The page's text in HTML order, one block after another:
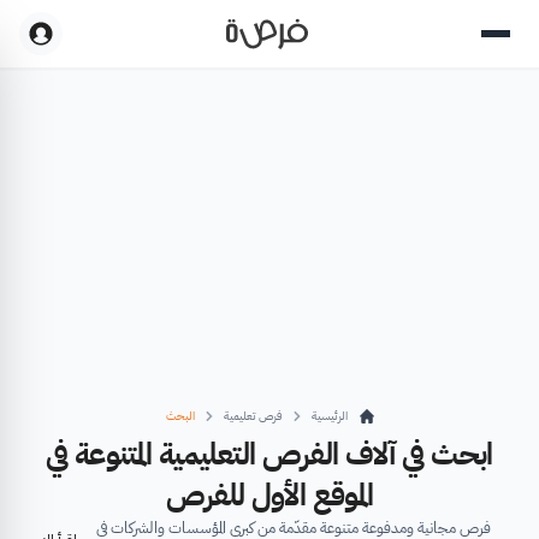
الرئيسية فرص تعليمية البحث
ابحث في آلاف الفرص التعليمية المتنوعة في
الموقع الأول للفرص
فرص مجانية ومدفوعة متنوعة مقدّمة من كبرى المؤسسات والشركات في